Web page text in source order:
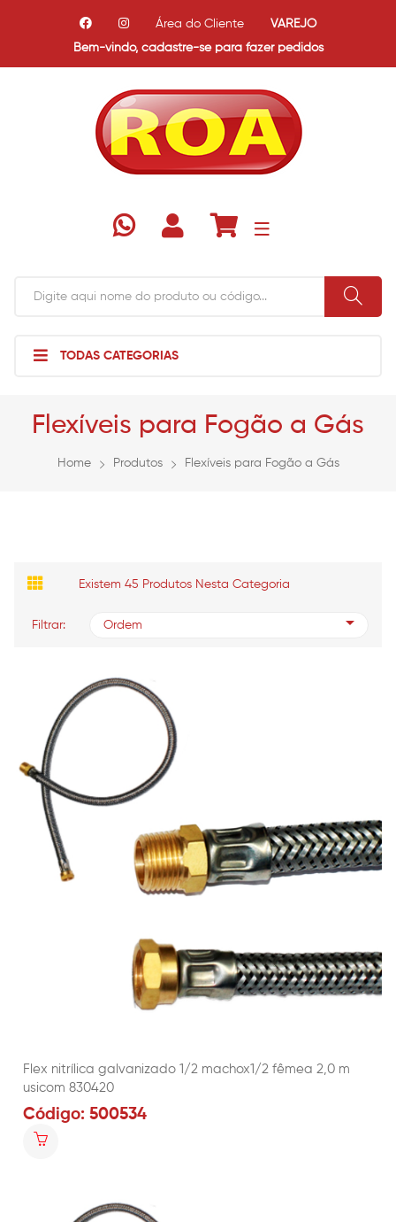
Bem-vindo, cadastre-se para fazer pedidos
Área do Cliente VAREJO
TODAS CATEGORIAS
Flexíveis para Fogão a Gás
Home Produtos Flexíveis para Fogão a Gás
Existem 45 Produtos Nesta Categoria
Filtrar: Ordem
Flex nitrílica galvanizado 1/2 machox1/2 fêmea 2,0 m
usicom 830420
Código: 500534